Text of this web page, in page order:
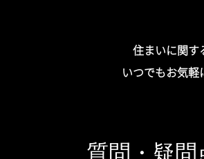
住まいに関す
いつでもお気
質問・疑